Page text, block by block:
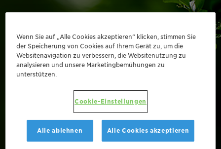
Choose your Terra product
for your
paints & coatings
application
Wenn Sie auf „Alle Cookies akzeptieren“ klicken, stimmen Sie
der Speicherung von Cookies auf Ihrem Gerät zu, um die
Websitenavigation zu verbessern, die Websitenutzung zu
analysieren und unsere Marketingbemühungen zu
unterstützen.
Cookie-Einstellungen
Alle ablehnen Alle Cookies akzeptieren